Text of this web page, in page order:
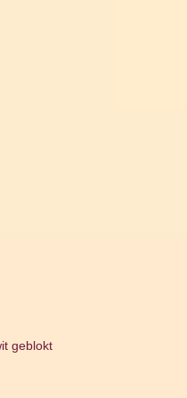
geblokt